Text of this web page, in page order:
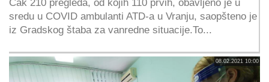
Čak 210 pregleda, od kojih 110 prvih, obavljeno je u
sredu u COVID ambulanti ATD-a u Vranju, saopšteno je
iz Gradskog štaba za vanredne situacije.To...
08.02.2021 10:00